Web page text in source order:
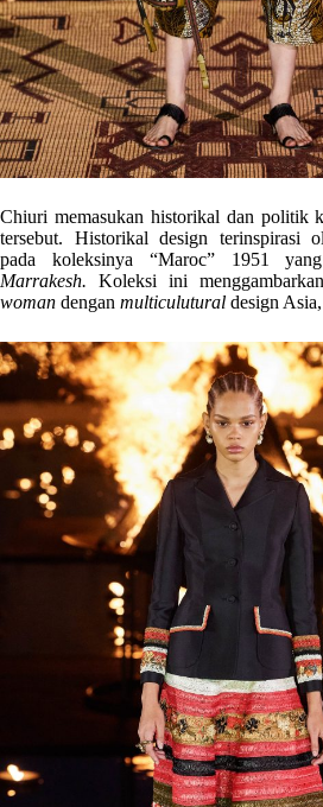
Chiuri memasukan historikal dan politik
tersebut. Historikal design terinspirasi
pada koleksinya “Maroc” 1951
Marrakesh. Koleksi ini
woman dengan multiculutural design